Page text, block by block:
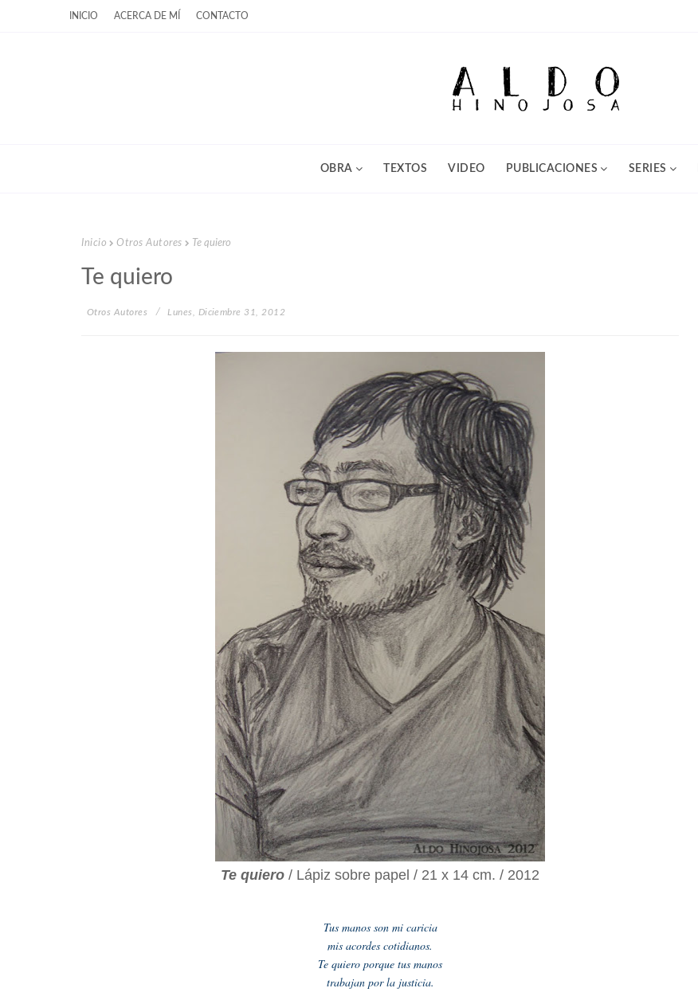
INICIO ACERCA DE MÍ CONTACTO
OBRA TEXTOS VIDEO PUBLICACIONES SERIES
Inicio Otros Autores Te quiero
Te quiero
Otros Autores Lunes, Diciembre 31, 2012
Te quiero / Lápiz sobre papel / 21 x 14 cm. / 2012
Tus manos son mi caricia
mis acordes cotidianos.
Te quiero porque tus manos
trabajan por la justicia.